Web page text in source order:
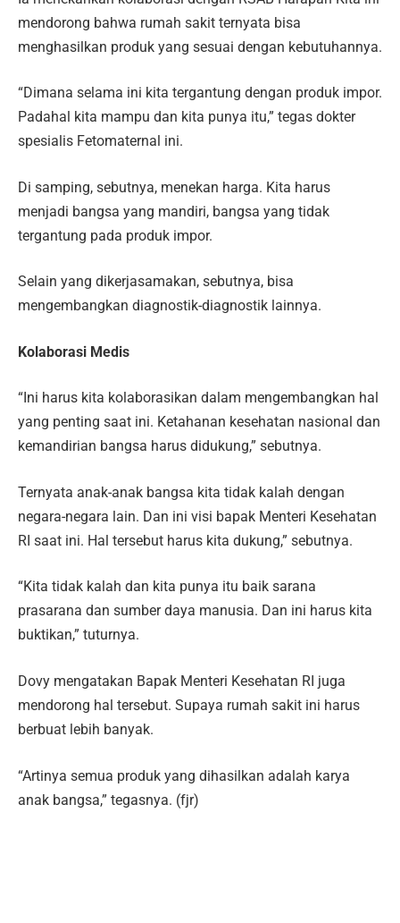
mendorong bahwa rumah sakit ternyata bisa
menghasilkan produk yang sesuai dengan kebutuhannya.
“Dimana selama ini kita tergantung dengan produk impor.
Padahal kita mampu dan kita punya itu,” tegas dokter
spesialis Fetomaternal ini.
Di samping, sebutnya, menekan harga. Kita harus
menjadi bangsa yang mandiri, bangsa yang tidak
tergantung pada produk impor.
Selain yang dikerjasamakan, sebutnya, bisa
mengembangkan diagnostik-diagnostik lainnya.
Kolaborasi Medis
“Ini harus kita kolaborasikan dalam mengembangkan hal
yang penting saat ini. Ketahanan kesehatan nasional dan
kemandirian bangsa harus didukung,” sebutnya.
Ternyata anak-anak bangsa kita tidak kalah dengan
negara-negara lain. Dan ini visi bapak Menteri Kesehatan
RI saat ini. Hal tersebut harus kita dukung,” sebutnya.
“Kita tidak kalah dan kita punya itu baik sarana
prasarana dan sumber daya manusia. Dan ini harus kita
buktikan,” tuturnya.
Dovy mengatakan Bapak Menteri Kesehatan RI juga
mendorong hal tersebut. Supaya rumah sakit ini harus
berbuat lebih banyak.
“Artinya semua produk yang dihasilkan adalah karya
anak bangsa,” tegasnya. (fjr)